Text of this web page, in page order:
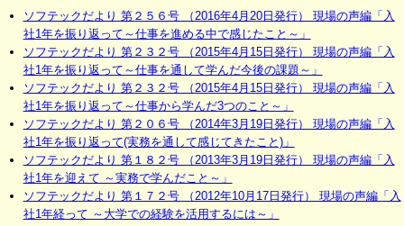
ソフテックだより 第２５６号 （2016年4月20日発行） 現場の声編「入
社1年を振り返って～仕事を進める中で感じたこと～」
ソフテックだより 第２３２号 （2015年4月15日発行） 現場の声編「入
社1年を振り返って～仕事を通して学んだ今後の課題～」
ソフテックだより 第２３２号 （2015年4月15日発行） 現場の声編「入
社1年を振り返って～仕事から学んだ3つのこと～」
ソフテックだより 第２０６号 （2014年3月19日発行） 現場の声編「入
社1年を振り返って(実務を通して感じてきたこと)」
ソフテックだより 第１８２号 （2013年3月19日発行） 現場の声編「入
社1年を迎えて ～実務で学んだこと～」
ソフテックだより 第１７２号 （2012年10月17日発行） 現場の声編「入
社1年経って ～大学での経験を活用するには～」